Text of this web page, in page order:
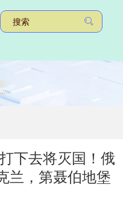
下去将灭国！俄
兰，第聂伯地堡